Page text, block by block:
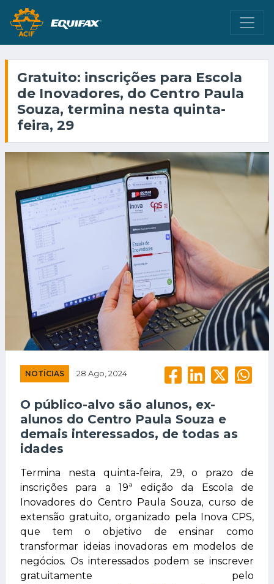
Gratuito: inscrições para Escola
de Inovadores, do Centro Paula
Souza, termina nesta quinta-
feira, 29
NOTÍCIAS 28 Ago, 2024
O público-alvo são alunos, ex-
alunos do Centro Paula Souza e
demais interessados, de todas as
idades
Termina nesta quinta-feira, 29, o prazo de
inscrições para a 19ª edição da Escola de
Inovadores do Centro Paula Souza, curso de
extensão gratuito, organizado pela Inova CPS,
que tem o objetivo de ensinar como
transformar ideias inovadoras em modelos de
negócios. Os interessados podem se inscrever
gratuitamente pelo